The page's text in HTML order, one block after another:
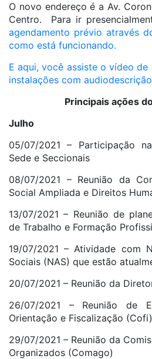
O novo endereço é a Av.
Centro. Para ir
agendamento prévio através
como está funcionando.
E aqui, você assiste o vídeo
instalações com
Principais ações
Julho
05/07/2021 – Participação
Sede e Seccionais
08/07/2021 – Reunião da
Social Ampliada e Direitos
13/07/2021 – Reunião de
de Trabalho e Formação
19/07/2021 – Atividade com
Sociais (NAS) que estão
20/07/2021 – Reunião da
26/07/2021 – Reunião de
Orientação e Fiscalização (Cofi)
29/07/2021 – Reunião da
Organizados (Comago)